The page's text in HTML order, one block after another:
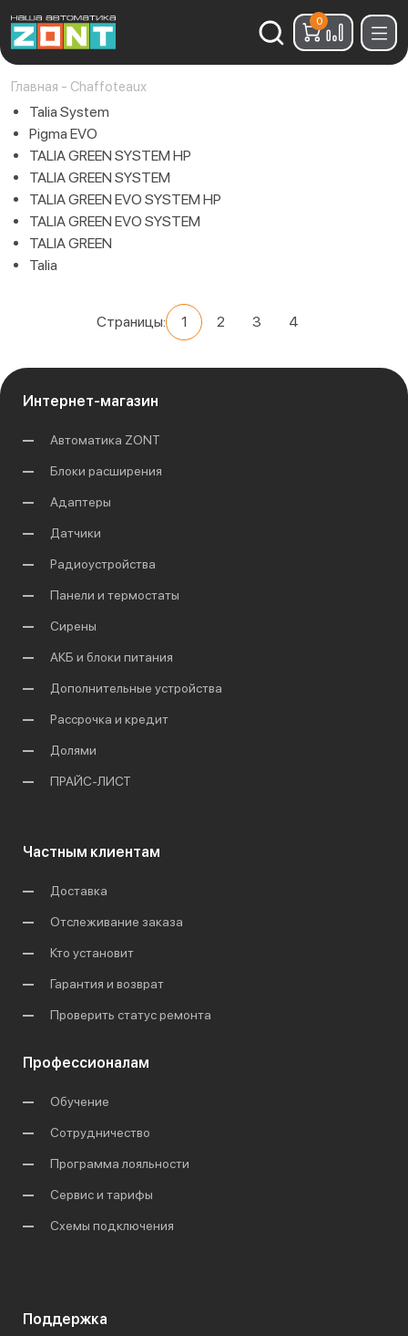
Найти:
0
Главная - Chaffoteaux
Talia System
Pigma EVO
TALIA GREEN SYSTEM HP
TALIA GREEN SYSTEM
TALIA GREEN EVO SYSTEM HP
TALIA GREEN EVO SYSTEM
TALIA GREEN
Talia
Страницы: 1 2 3 4
Интернет-магазин
Автоматика ZONT
Блоки расширения
Адаптеры
Датчики
Радиоустройства
Панели и термостаты
Сирены
АКБ и блоки питания
Дополнительные устройства
Рассрочка и кредит
Долями
ПРАЙС-ЛИСТ
Частным клиентам
Доставка
Отслеживание заказа
Кто установит
Гарантия и возврат
Проверить статус ремонта
Профессионалам
Обучение
Сотрудничество
Программа лояльности
Сервис и тарифы
Схемы подключения
Поддержка